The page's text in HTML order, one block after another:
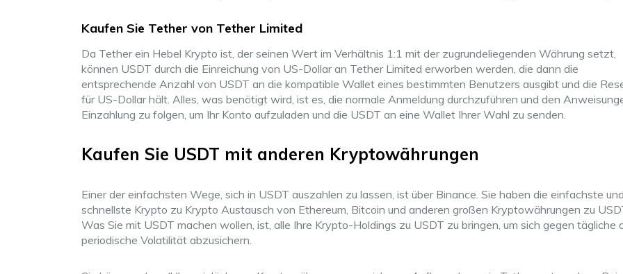
Kaufen Sie Tether von Tether Limited
Da Tether ein Hebel Krypto ist, der seinen Wert im Verhältnis 1:1 mit der zugrundeliegenden Währung setzt,
können USDT durch die Einreichung von US-Dollar an Tether Limited erworben werden, die dann die
entsprechende Anzahl von USDT an die kompatible Wallet eines bestimmten Benutzers ausgibt und die
für US-Dollar hält. Alles, was benötigt wird, ist es, die normale Anmeldung durchzuführen und den
Einzahlung zu folgen, um Ihr Konto aufzuladen und die USDT an eine Wallet Ihrer Wahl zu senden.
Kaufen Sie USDT mit anderen Kryptowährungen
Einer der einfachsten Wege, sich in USDT auszahlen zu lassen, ist über Binance. Sie haben die einfachste und
schnellste Krypto zu Krypto Austausch von Ethereum, Bitcoin und anderen großen Kryptowährungen zu
Was Sie mit USDT machen wollen, ist, alle Ihre Krypto-Holdings zu USDT zu bringen, um sich gegen tägliche
periodische Volatilität abzusichern.